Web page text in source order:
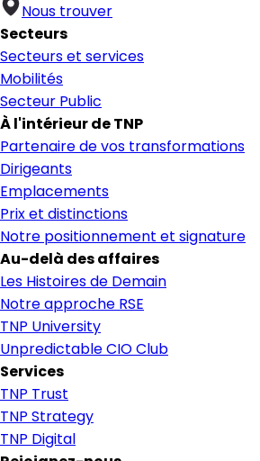
Nous trouver
Secteurs
Secteurs et services
Mobilités
Secteur Public
À l'intérieur de TNP
Partenaire de vos transformations
Dirigeants
Emplacements
Prix et distinctions
Notre positionnement et signature
Au-delà des affaires
Les Histoires de Demain
Notre approche RSE
TNP University
Unpredictable CIO Club
Services
TNP Trust
TNP Strategy
TNP Digital